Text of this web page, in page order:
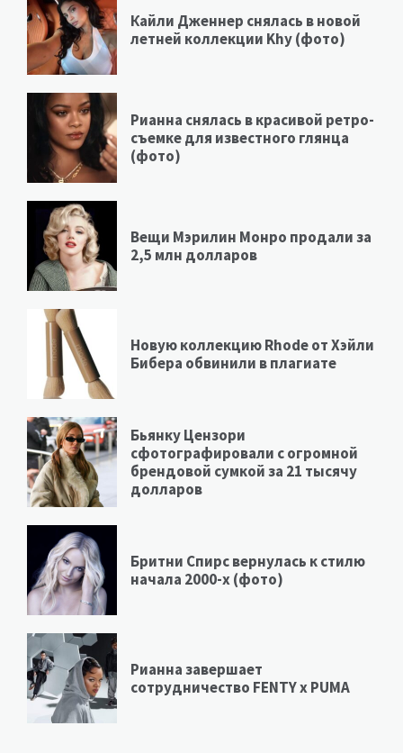
Кайли Дженнер снялась в новой
летней коллекции Khy (фото)
Рианна снялась в красивой ретро-
съемке для известного глянца
(фото)
Вещи Мэрилин Монро продали за
2,5 млн долларов
Новую коллекцию Rhode от Хэйли
Бибера обвинили в плагиате
Бьянку Цензори
сфотографировали с огромной
брендовой сумкой за 21 тысячу
долларов
Бритни Спирс вернулась к стилю
начала 2000-х (фото)
Рианна завершает
сотрудничество FENTY х PUMA